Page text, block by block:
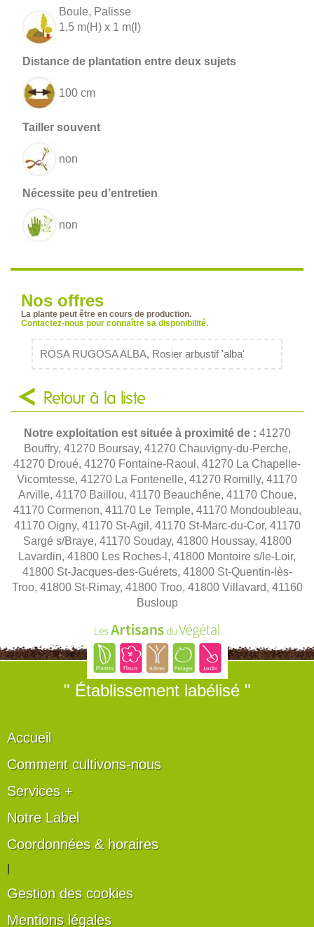
Boule, Palisse
1,5 m(H) x 1 m(l)
100 cm
non
non
Nos offres
La plante peut être en cours de production.
Contactez-nous pour connaître sa disponibilité.
ROSA RUGOSA ALBA, Rosier arbustif 'alba'
Retour à la liste
Notre exploitation est située à proximité de : 41270
Bouffry, 41270 Boursay, 41270 Chauvigny-du-Perche,
41270 Droué, 41270 Fontaine-Raoul, 41270 La Chapelle-
Vicomtesse, 41270 La Fontenelle, 41270 Romilly, 41170
Arville, 41170 Baillou, 41170 Beauchêne, 41170 Choue,
41170 Cormenon, 41170 Le Temple, 41170 Mondoubleau,
41170 Oigny, 41170 St-Agil, 41170 St-Marc-du-Cor, 41170
Sargé s/Braye, 41170 Souday, 41800 Houssay, 41800
Lavardin, 41800 Les Roches-l, 41800 Montoire s/le-Loir,
41800 St-Jacques-des-Guérets, 41800 St-Quentin-lès-
Troo, 41800 St-Rimay, 41800 Troo, 41800 Villavard, 41160
Busloup
" Établissement labélisé "
Accueil
Comment cultivons-nous
Services +
Notre Label
Coordonnées & horaires
Gestion des cookies
Mentions légales